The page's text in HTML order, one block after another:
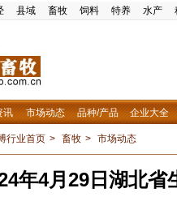
县域 畜牧 饲料 特养 水产
讯 市场动态 品种/产品 企业大全
行业首页 > 畜牧 > 市场动态
年4月29日湖北省